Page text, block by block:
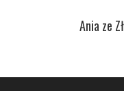
Ania ze